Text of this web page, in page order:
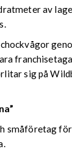
av
sig på
småföretag